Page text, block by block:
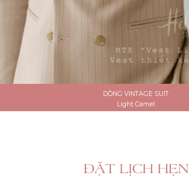
DÒNG VINTAGE SUIT
Light Camel
ĐẶT LỊCH HẸN